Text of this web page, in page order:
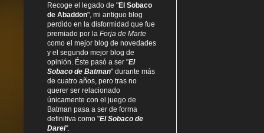
Recoge el legado de "El Sobaco
de Abaddon", mi antiguo blog
perdido en la disformidad que fue
premiado por la Forja de Marte
como el mejor blog de novedades
y el segundo mejor blog de
opinión. Éste pasó a ser "El
Sobaco de Batman" durante más
de cuatro años, pero tras no
querer ser relacionado
únicamente con el juego de
Batman pasa a ser de forma
definitiva como "El Sobaco de
Darel".